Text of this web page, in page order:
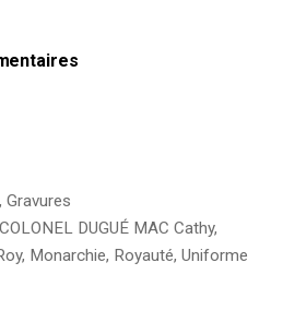
, Gravures
COLONEL DUGUÉ MAC Cathy,
, Monarchie, Royauté, Uniforme